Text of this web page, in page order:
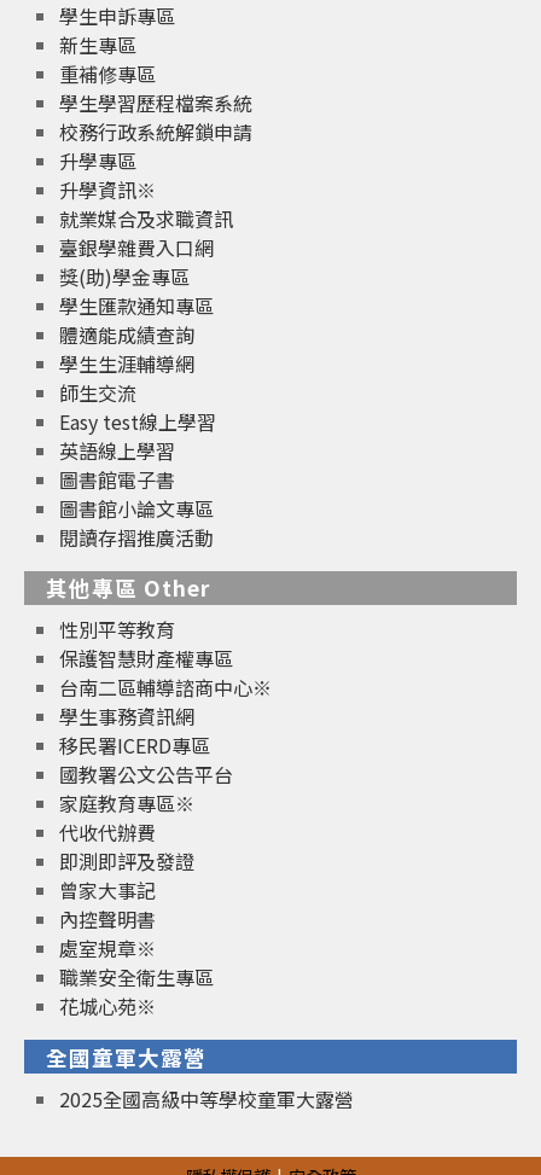
學生申訴專區
新生專區
重補修專區
學生學習歷程檔案系統
校務行政系統解鎖申請
升學專區
升學資訊※
就業媒合及求職資訊
臺銀學雜費入口網
獎(助)學金專區
學生匯款通知專區
體適能成績查詢
學生生涯輔導網
師生交流
Easy test線上學習
英語線上學習
圖書館電子書
圖書館小論文專區
閱讀存摺推廣活動
其他專區 Other
性別平等教育
保護智慧財產權專區
台南二區輔導諮商中心※
學生事務資訊網
移民署ICERD專區
國教署公文公告平台
家庭教育專區※
代收代辦費
即測即評及發證
曾家大事記
內控聲明書
處室規章※
職業安全衛生專區
花城心苑※
全國童軍大露營
2025全國高級中等學校童軍大露營